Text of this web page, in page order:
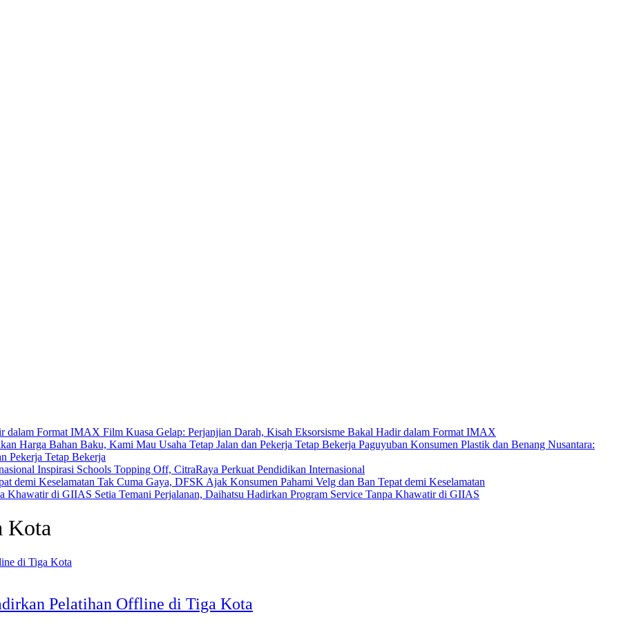
Film Kuasa Gelap: Perjanjian Darah, Kisah Eksorsisme Bakal Hadir dalam Format IMAX
Paguyuban Konsumen Plastik dan Benang Nusantara:
Pekerja Tetap Bekerja
Inspirasi Schools Topping Off, CitraRaya Perkuat Pendidikan Internasional
Tak Cuma Gaya, DFSK Ajak Konsumen Pahami Velg dan Ban Tepat demi Keselamatan
Setia Temani Perjalanan, Daihatsu Hadirkan Program Service Tanpa Khawatir di GIIAS
Kota
Pelatihan Offline di Tiga Kota